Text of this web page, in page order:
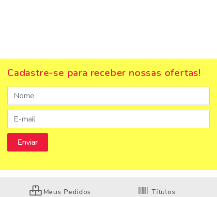
Cadastre-se para receber nossas ofertas!
Meus Pedidos Títulos